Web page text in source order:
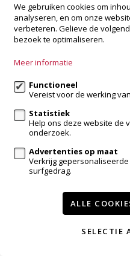
Verkocht
We gebruiken cookies om
analyseren, en om onze
verbeteren. Gelieve de
bezoek te optimaliseren.
Meer informatie
Functioneel
Vereist voor de werking
Statistiek
Help ons deze website de
onderzoek.
Advertenties op maat
Verkrijg
surfgedrag.
ALLE
SELECTIE